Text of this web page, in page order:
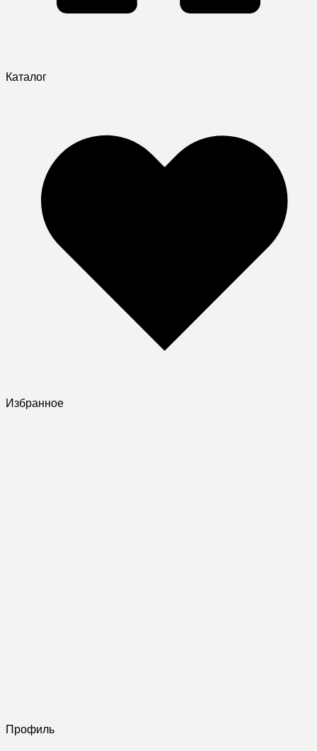
Каталог
Избранное
Профиль